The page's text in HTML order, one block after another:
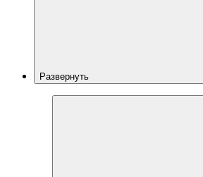
Развернуть